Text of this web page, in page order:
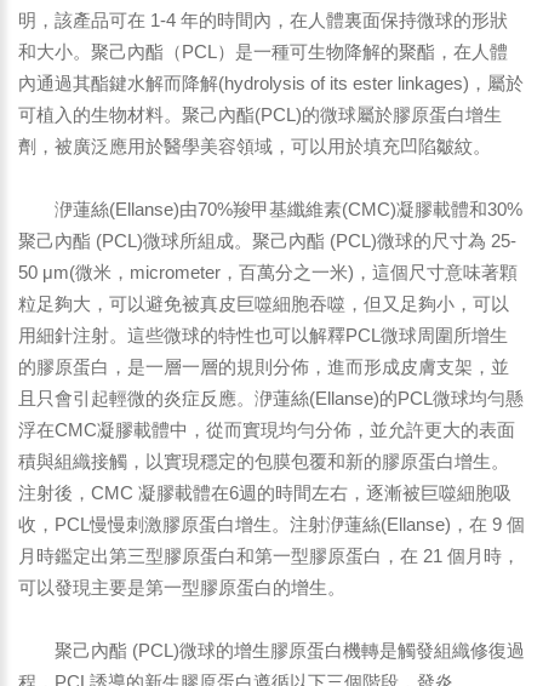
明，該產品可在 1-4 年的時間內，在人體裏面保持微球的形狀
和大小。聚己內酯（PCL）是一種可生物降解的聚酯，在人體
內通過其酯鍵水解而降解(hydrolysis of its ester linkages)，屬於
可植入的生物材料。聚己內酯(PCL)的微球屬於膠原蛋白增生
劑，被廣泛應用於醫學美容領域，可以用於填充凹陷皺紋。
洢蓮絲(Ellanse)由70%羧甲基纖維素(CMC)凝膠載體和30%
聚己內酯 (PCL)微球所組成。聚己內酯 (PCL)微球的尺寸為 25-
50 μm(微米，micrometer，百萬分之一米)，這個尺寸意味著顆
粒足夠大，可以避免被真皮巨噬細胞吞噬，但又足夠小，可以
用細針注射。這些微球的特性也可以解釋PCL微球周圍所增生
的膠原蛋白，是一層一層的規則分佈，進而形成皮膚支架，並
且只會引起輕微的炎症反應。洢蓮絲(Ellanse)的PCL微球均勻懸
浮在CMC凝膠載體中，從而實現均勻分佈，並允許更大的表面
積與組織接觸，以實現穩定的包膜包覆和新的膠原蛋白增生。
注射後，CMC 凝膠載體在6週的時間左右，逐漸被巨噬細胞吸
收，PCL慢慢刺激膠原蛋白增生。注射洢蓮絲(Ellanse)，在 9 個
月時鑑定出第三型膠原蛋白和第一型膠原蛋白，在 21 個月時，
可以發現主要是第一型膠原蛋白的增生。
聚己內酯 (PCL)微球的增生膠原蛋白機轉是觸發組織修復過
程，PCL誘導的新生膠原蛋白遵循以下三個階段，發炎